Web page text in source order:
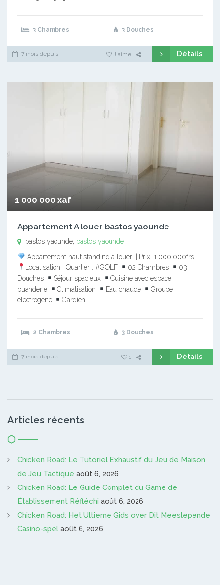
3 Chambres 3 Douches
7 mois depuis J'aime Détails
1 000 000 xaf
Appartement A louer bastos yaounde
bastos yaounde, bastos yaounde
Appartement haut standing à louer || Prix: 1.000.000frs
Localisation | Quartier : #GOLF
02 Chambres
03
Douches
Séjour spacieux
Cuisine avec espace
buanderie
Climatisation Eau chaude
Groupe
électrogène
Gardien…
2 Chambres 3 Douches
7 mois depuis 1 Détails
Articles récents
Chicken Road: Le Tutoriel Exhaustif du Jeu de Maison
de Jeu Tactique août 6, 2026
Chicken Road: Le Guide Complet du Game de
Établissement Réfléchi août 6, 2026
Chicken Road: Het Ultieme Gids over Dit Meeslepende
Casino-spel août 6, 2026